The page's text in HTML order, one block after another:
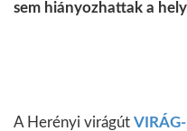
sem hiányozhattak a
A Herényi virágút